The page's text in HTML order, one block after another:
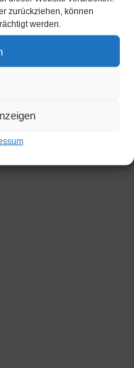
zurückziehen, können
werden.